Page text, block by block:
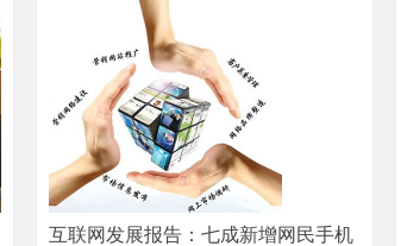
互联网发展报告：七成新增网民手机